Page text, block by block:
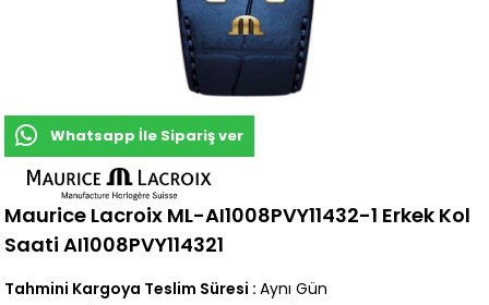
Whatsapp İle Sipariş ver
Maurice Lacroix ML-AI1008PVY11432-1 Erkek Kol
Saati AI1008PVY114321
Tahmini Kargoya Teslim Süresi : Aynı Gün